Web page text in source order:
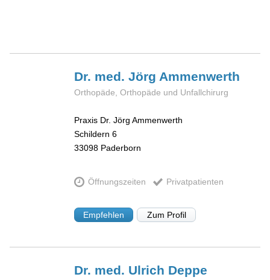
Dr. med. Jörg Ammenwerth
Orthopäde, Orthopäde und Unfallchirurg
Praxis Dr. Jörg Ammenwerth
Schildern 6
33098 Paderborn
Öffnungszeiten Privatpatienten
Empfehlen Zum Profil
Dr. med. Ulrich Deppe